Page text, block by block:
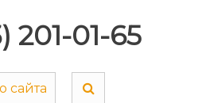
201-01-65
сайта